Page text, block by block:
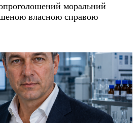
моральний
власною справою